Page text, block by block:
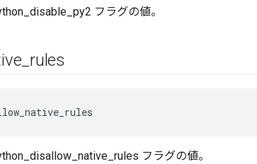
フラグの値。
rules
フラグの値。